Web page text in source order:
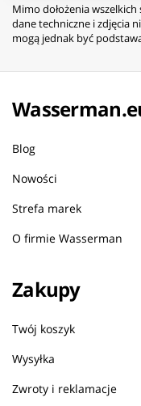
Mimo dołożenia
dane techniczne i zdjęcia
mogą jednak być
Blog
Nowości
Strefa marek
O firmie Wasserman
Zakupy
Twój koszyk
Wysyłka
Zwroty i reklamacje